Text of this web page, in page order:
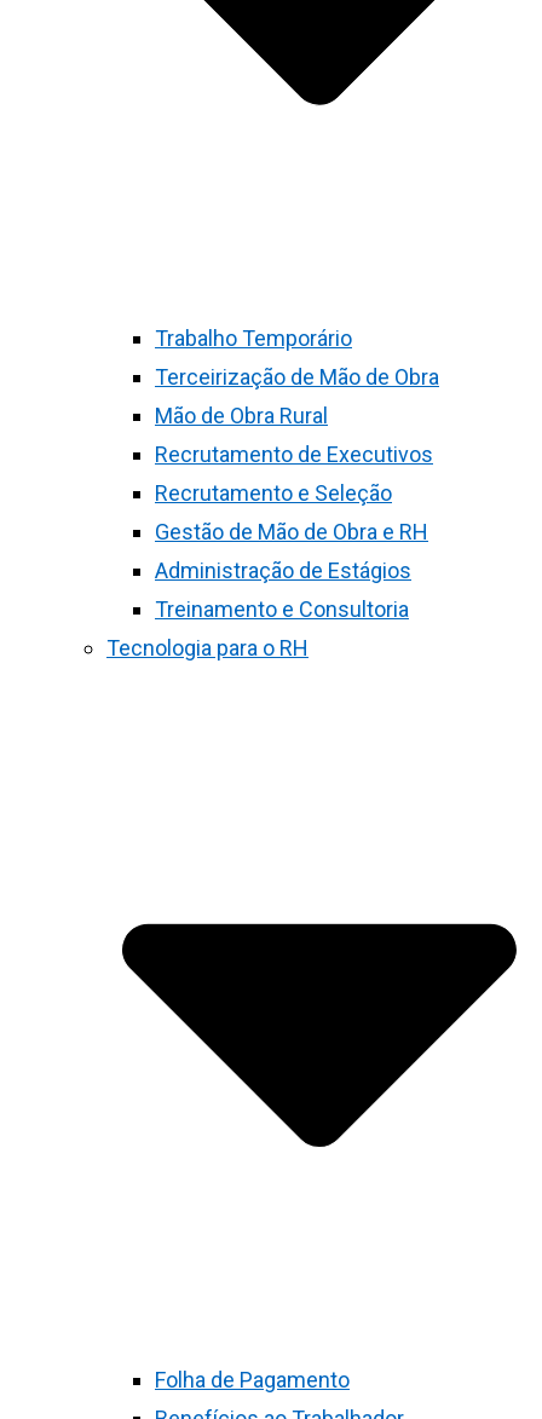
Trabalho Temporário
Terceirização de Mão de Obra
Mão de Obra Rural
Recrutamento de Executivos
Recrutamento e Seleção
Gestão de Mão de Obra e RH
Administração de Estágios
Treinamento e Consultoria
Tecnologia para o RH
Folha de Pagamento